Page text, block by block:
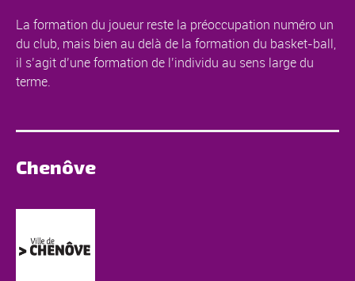
La formation du joueur reste la préoccupation numéro un
du club, mais bien au delà de la formation du basket-ball,
il s’agit d’une formation de l’individu au sens large du
terme.
Chenôve